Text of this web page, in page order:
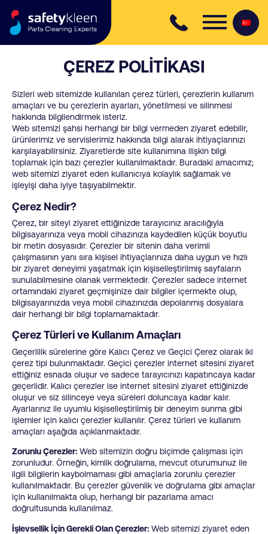
ÇEREZ POLİTİKASI
Sizleri web sitemizde kullanılan çerez türleri, çerezlerin kullanım
amaçları ve bu çerezlerin ayarları, yönetilmesi ve silinmesi
hakkında bilgilendirmek isteriz.
Web sitemizi şahsi herhangi bir bilgi vermeden ziyaret edebilir,
ürünlerimiz ve servislerimiz hakkında bilgi alarak ihtiyaçlarınızı
karşılayabilirsiniz. Ziyaretlerde site kullanımına ilişkin bilgi
toplamak için bazı çerezler kullanılmaktadır. Buradaki amacımız;
web sitemizi ziyaret eden kullanıcıya kolaylık sağlamak ve
işleyişi daha iyiye taşıyabilmektir.
Çerez Nedir?
Çerez, bir siteyi ziyaret ettiğinizde tarayıcınız aracılığıyla
bilgisayarınıza veya mobil cihazınıza kaydedilen küçük boyutlu
bir metin dosyasıdır. Çerezler bir sitenin daha verimli
çalışmasının yanı sıra kişisel ihtiyaçlarınıza daha uygun ve hızlı
bir ziyaret deneyimi yaşatmak için kişiselleştirilmiş sayfaların
sunulabilmesine olanak vermektedir. Çerezler sadece internet
ortamındaki ziyaret geçmişinize dair bilgiler içermekte olup,
bilgisayarınızda veya mobil cihazınızda depolanmış dosyalara
dair herhangi bir bilgi toplamamaktadır.
Çerez Türleri ve Kullanım Amaçları
Geçerlilik sürelerine göre Kalıcı Çerez ve Geçici Çerez olarak iki
çerez tipi bulunmaktadır. Geçici çerezler internet sitesini ziyaret
ettiğiniz esnada oluşur ve sadece tarayıcınızı kapatıncaya kadar
geçerlidir. Kalıcı çerezler ise internet sitesini ziyaret ettiğinizde
oluşur ve siz silinceye veya süreleri doluncaya kadar kalır.
Ayarlarınız ile uyumlu kişiselleştirilmiş bir deneyim sunma gibi
işlemler için kalıcı çerezler kullanılır. Çerez türleri ve kullanım
amaçları aşağıda açıklanmaktadır.
Zorunlu Çerezler: Web sitemizin doğru biçimde çalışması için
zorunludur. Örneğin, kimlik doğrulama, mevcut oturumunuz ile
ilgili bilgilerin kaybolmaması gibi amaçlarla zorunlu çerezler
kullanılmaktadır. Bu çerezler güvenlik ve doğrulama gibi amaçlar
için kullanılmakta olup, herhangi bir pazarlama amacı
doğrultusunda kullanılmaz.
İşlevsellik İçin Gerekli Olan Çerezler: Web sitemizi ziyaret eden